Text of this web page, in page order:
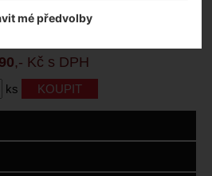
mé předvolby
Ano, v Olomouci
IHNED
,- Kč s DPH
ks